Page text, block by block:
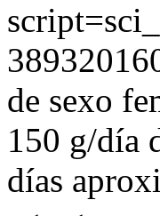
de sexo
150 g/día
días